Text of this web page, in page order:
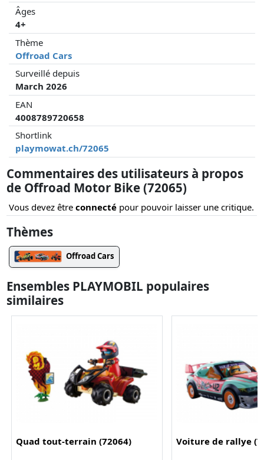
Âges
4+
Thème
Offroad Cars
Surveillé depuis
March 2026
EAN
4008789720658
Shortlink
playmowat.ch/72065
Commentaires des utilisateurs à propos
de Offroad Motor Bike (72065)
Vous devez être connecté pour pouvoir laisser une critique.
Thèmes
Offroad Cars
Ensembles PLAYMOBIL populaires
similaires
Quad tout-terrain (72064) Voiture de rallye